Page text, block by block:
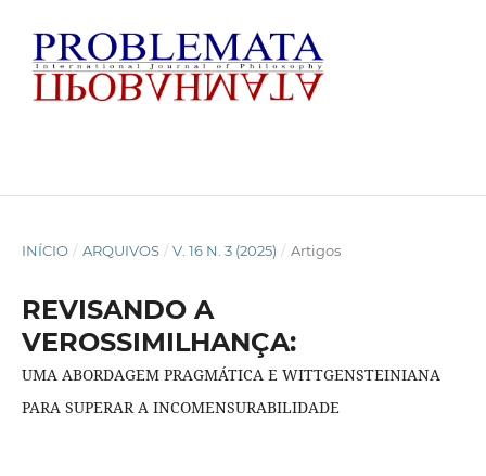
INÍCIO / ARQUIVOS / V. 16 N. 3 (2025) / Artigos
REVISANDO A
VEROSSIMILHANÇA:
UMA ABORDAGEM PRAGMÁTICA E WITTGENSTEINIANA
PARA SUPERAR A INCOMENSURABILIDADE